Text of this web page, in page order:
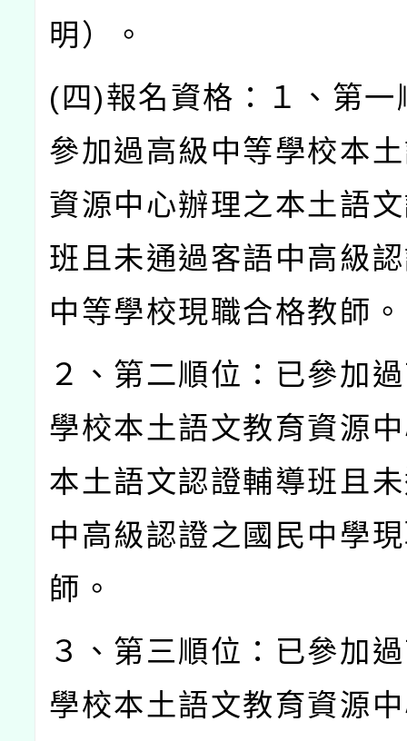
明）。
( 四)報名資格：１、第一
參加過高級中等學校本
資源中心辦理之本土語
班且未通過客語中高級
中等學校現職合格教師。
２、第二順位：已參加
學校本土語文教育資源
本土語文認證輔導班且
中高級認證之國民中學
師。
３、第三順位：已參加
學校本土語文教育資源